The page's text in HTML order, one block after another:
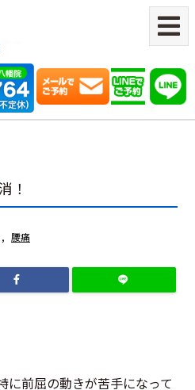
！
, 腰痛
に前屈の動きが苦手になって